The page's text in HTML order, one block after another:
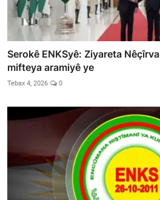
Serokê ENKSyê: Ziyareta
mifteya aramiyê ye
Tebax 4, 2026 0